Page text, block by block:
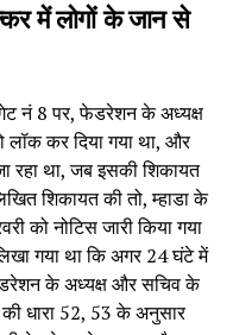
में लोगों के जान से
गेट नं 8 पर, फेडरेशन के अध्यक्ष
लॉक कर दिया गया था, और
रहा था, जब इसकी शिकायत
शिकायत की तो, म्हाडा के
को नोटिस जारी किया गया
लिखा गया था कि अगर 24 घंटे में
के अध्यक्ष और सचिव के
धारा 52, 53 के अनुसार